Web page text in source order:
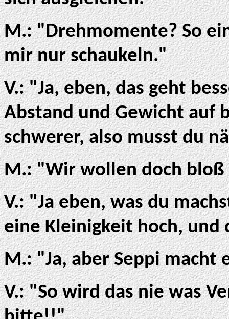
M.: "Drehmomente? So
mir nur schaukeln."
V.: "Ja, eben, das geht
Abstand und Gewicht auf
schwerer, also musst du
M.: "Wir wollen doch
V.: "Ja eben, was du
eine Kleinigkeit hoch, und
M.: "Ja, aber Seppi macht
V.: "So wird das nie was